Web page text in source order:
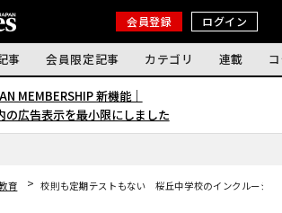
会員登録 ログイン
事 会員限定記事 カテゴリ 連載
MEMBERSHIP 新機能｜
の広告表示を最小限にしました
育
校則も定期テストもない 桜丘中学校のインクルーシ